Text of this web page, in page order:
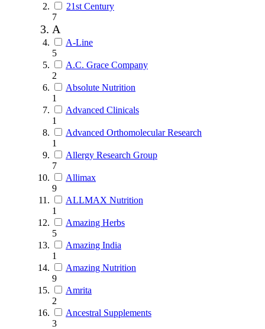
21st Century
7
A
A-Line
5
A.C. Grace Company
2
Absolute Nutrition
1
Advanced Clinicals
1
Advanced Orthomolecular Research
1
Allergy Research Group
7
Allimax
9
ALLMAX Nutrition
1
Amazing Herbs
5
Amazing India
1
Amazing Nutrition
9
Amrita
2
Ancestral Supplements
3